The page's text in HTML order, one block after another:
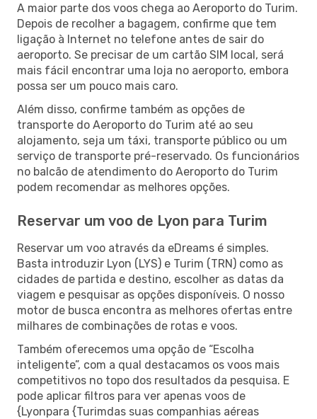
A maior parte dos voos chega ao Aeroporto do Turim.
Depois de recolher a bagagem, confirme que tem
ligação à Internet no telefone antes de sair do
aeroporto. Se precisar de um cartão SIM local, será
mais fácil encontrar uma loja no aeroporto, embora
possa ser um pouco mais caro.
Além disso, confirme também as opções de
transporte do Aeroporto do Turim até ao seu
alojamento, seja um táxi, transporte público ou um
serviço de transporte pré-reservado. Os funcionários
no balcão de atendimento do Aeroporto do Turim
podem recomendar as melhores opções.
Reservar um voo de Lyon para Turim
Reservar um voo através da eDreams é simples.
Basta introduzir Lyon (LYS) e Turim (TRN) como as
cidades de partida e destino, escolher as datas da
viagem e pesquisar as opções disponíveis. O nosso
motor de busca encontra as melhores ofertas entre
milhares de combinações de rotas e voos.
Também oferecemos uma opção de “Escolha
inteligente”, com a qual destacamos os voos mais
competitivos no topo dos resultados da pesquisa. E
pode aplicar filtros para ver apenas voos de
{Lyonpara {Turimdas suas companhias aéreas